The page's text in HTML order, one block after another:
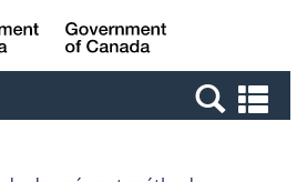
Passer
au
Passer
au
Passer
à
Canada
et